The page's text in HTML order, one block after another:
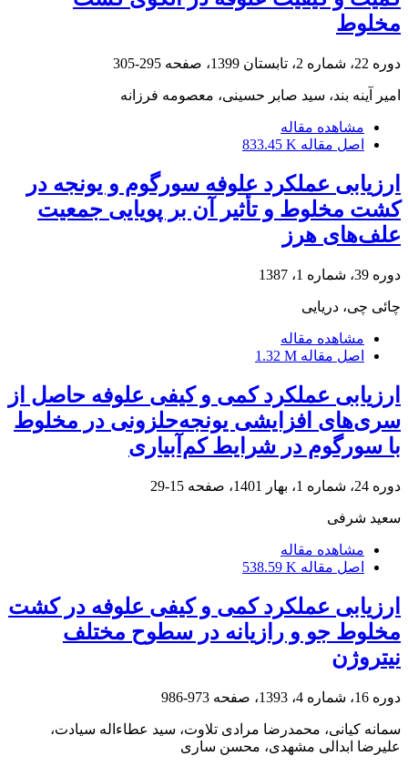
مخلوط
دوره 22، شماره 2، تابستان 1399، صفحه 295-305
امیر آینه بند، سید صابر حسینی، معصومه فرزانه
مشاهده مقاله
اصل مقاله 833.45 K
ارزیابی عملکرد علوفه سورگوم و یونجه در
کشت مخلوط و تأثیر آن بر پویایی جمعیت
علف‌های هرز
دوره 39، شماره 1، 1387
چائی چی، دریایی
مشاهده مقاله
اصل مقاله 1.32 M
ارزیابی عملکرد کمی و کیفی علوفه حاصل از
سری‌های افزایشی یونجه‌حلزونی در مخلوط
با سورگوم در شرایط کم‌آبیاری
دوره 24، شماره 1، بهار 1401، صفحه 15-29
سعید شرفی
مشاهده مقاله
اصل مقاله 538.59 K
ارزیابی عملکرد کمی و کیفی علوفه در کشت
مخلوط جو و رازیانه در سطوح مختلف
نیتروژن
دوره 16، شماره 4، 1393، صفحه 973-986
سمانه کیانی، محمدرضا مرادی تلاوت، سید عطاءاله سیادت،
علیرضا ابدالی مشهدی، محسن ساری